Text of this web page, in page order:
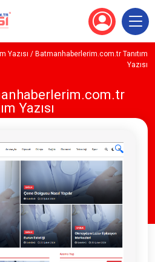
Yazısı / Batmanhaberlerim.com.tr Tanıtım
Yazısı
Yazısı
🔍